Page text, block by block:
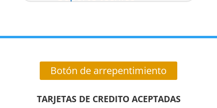
Botón de arrepentimiento
TARJETAS DE CREDITO ACEPTADAS